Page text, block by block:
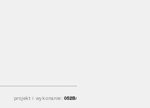
projekt i wykonanie: